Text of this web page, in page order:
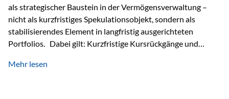
als strategischer Baustein in der Vermögensverwaltung –
nicht als kurzfristiges Spekulationsobjekt, sondern als
stabilisierendes Element in langfristig ausgerichteten
Portfolios. Dabei gilt: Kurzfristige Kursrückgänge und
starken Anstiegen. Diese verändern jedoch nicht die
Mehr lesen